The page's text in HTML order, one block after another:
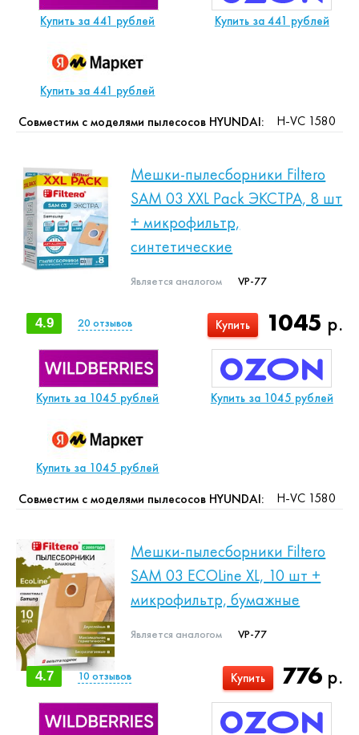
Купить за 441 рублей Купить за 441 рублей
Купить за 441 рублей
Совместим с моделями пылесосов HYUNDAI: H-VC 1580
Мешки-пылесборники Filtero
SAM 03 XXL Pack ЭКСТРА, 8 шт
+ микрофильтр,
синтетические
Является аналогом VP-77
1045 р.
Купить
4.9 20 отзывов
Купить за 1045 рублей Купить за 1045 рублей
Купить за 1045 рублей
Совместим с моделями пылесосов HYUNDAI: H-VC 1580
Мешки-пылесборники Filtero
SAM 03 ECOLine XL, 10 шт +
микрофильтр, бумажные
Является аналогом VP-77
776 р.
Купить
4.7 10отзывов